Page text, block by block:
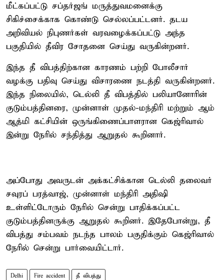
மீட்கப்பட்டு சப்தர்ஜங் மருத்துவமனைக்கு
சிகிச்சைக்காக கொண்டு செல்லப்பட்டனர். தடய
அறிவியல் நிபுணர்கள் வரவழைக்கப்பட்டு அந்த
பகுதியில் தீவிர சோதனை செய்து வருகின்றனர்.
இந்த தீ விபத்திற்கான காரணம் பற்றி போலீசார்
வழக்கு பதிவு செய்து விசாரணை நடத்தி வருகின்றனர்.
இந்த நிலையில், டெல்லி தீ விபத்தில் பலியானோரின்
குடும்பத்தினரை, முன்னாள் முதல்-மந்திரி மற்றும் ஆம்
ஆத்மி கட்சியின் ஒருங்கிணைப்பாளரான கெஜ்ரிவால்
இன்று நேரில் சந்தித்து ஆறுதல் கூறினார்.
அப்போது அவருடன் அக்கட்சிக்கான டெல்லி தலைவர்
சவுரப் பரத்வாஜ், முன்னாள் மந்திரி அதிஷி
உள்ளிட்டோரும் நேரில் சென்று பாதிக்கப்பட்ட
குடும்பத்தினருக்கு ஆறுதல் கூறினர். இதேபோன்று, தீ
விபத்து சம்பவம் நடந்த பாலம் பகுதிக்கும் கெஜ்ரிவால்
நேரில் சென்று பார்வையிட்டார்.
Delhi Fire accident தீ விபத்து